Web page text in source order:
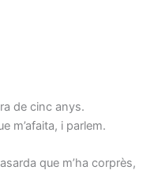
de cinc anys.
m’afaita, i parlem.
que m’ha corprès,